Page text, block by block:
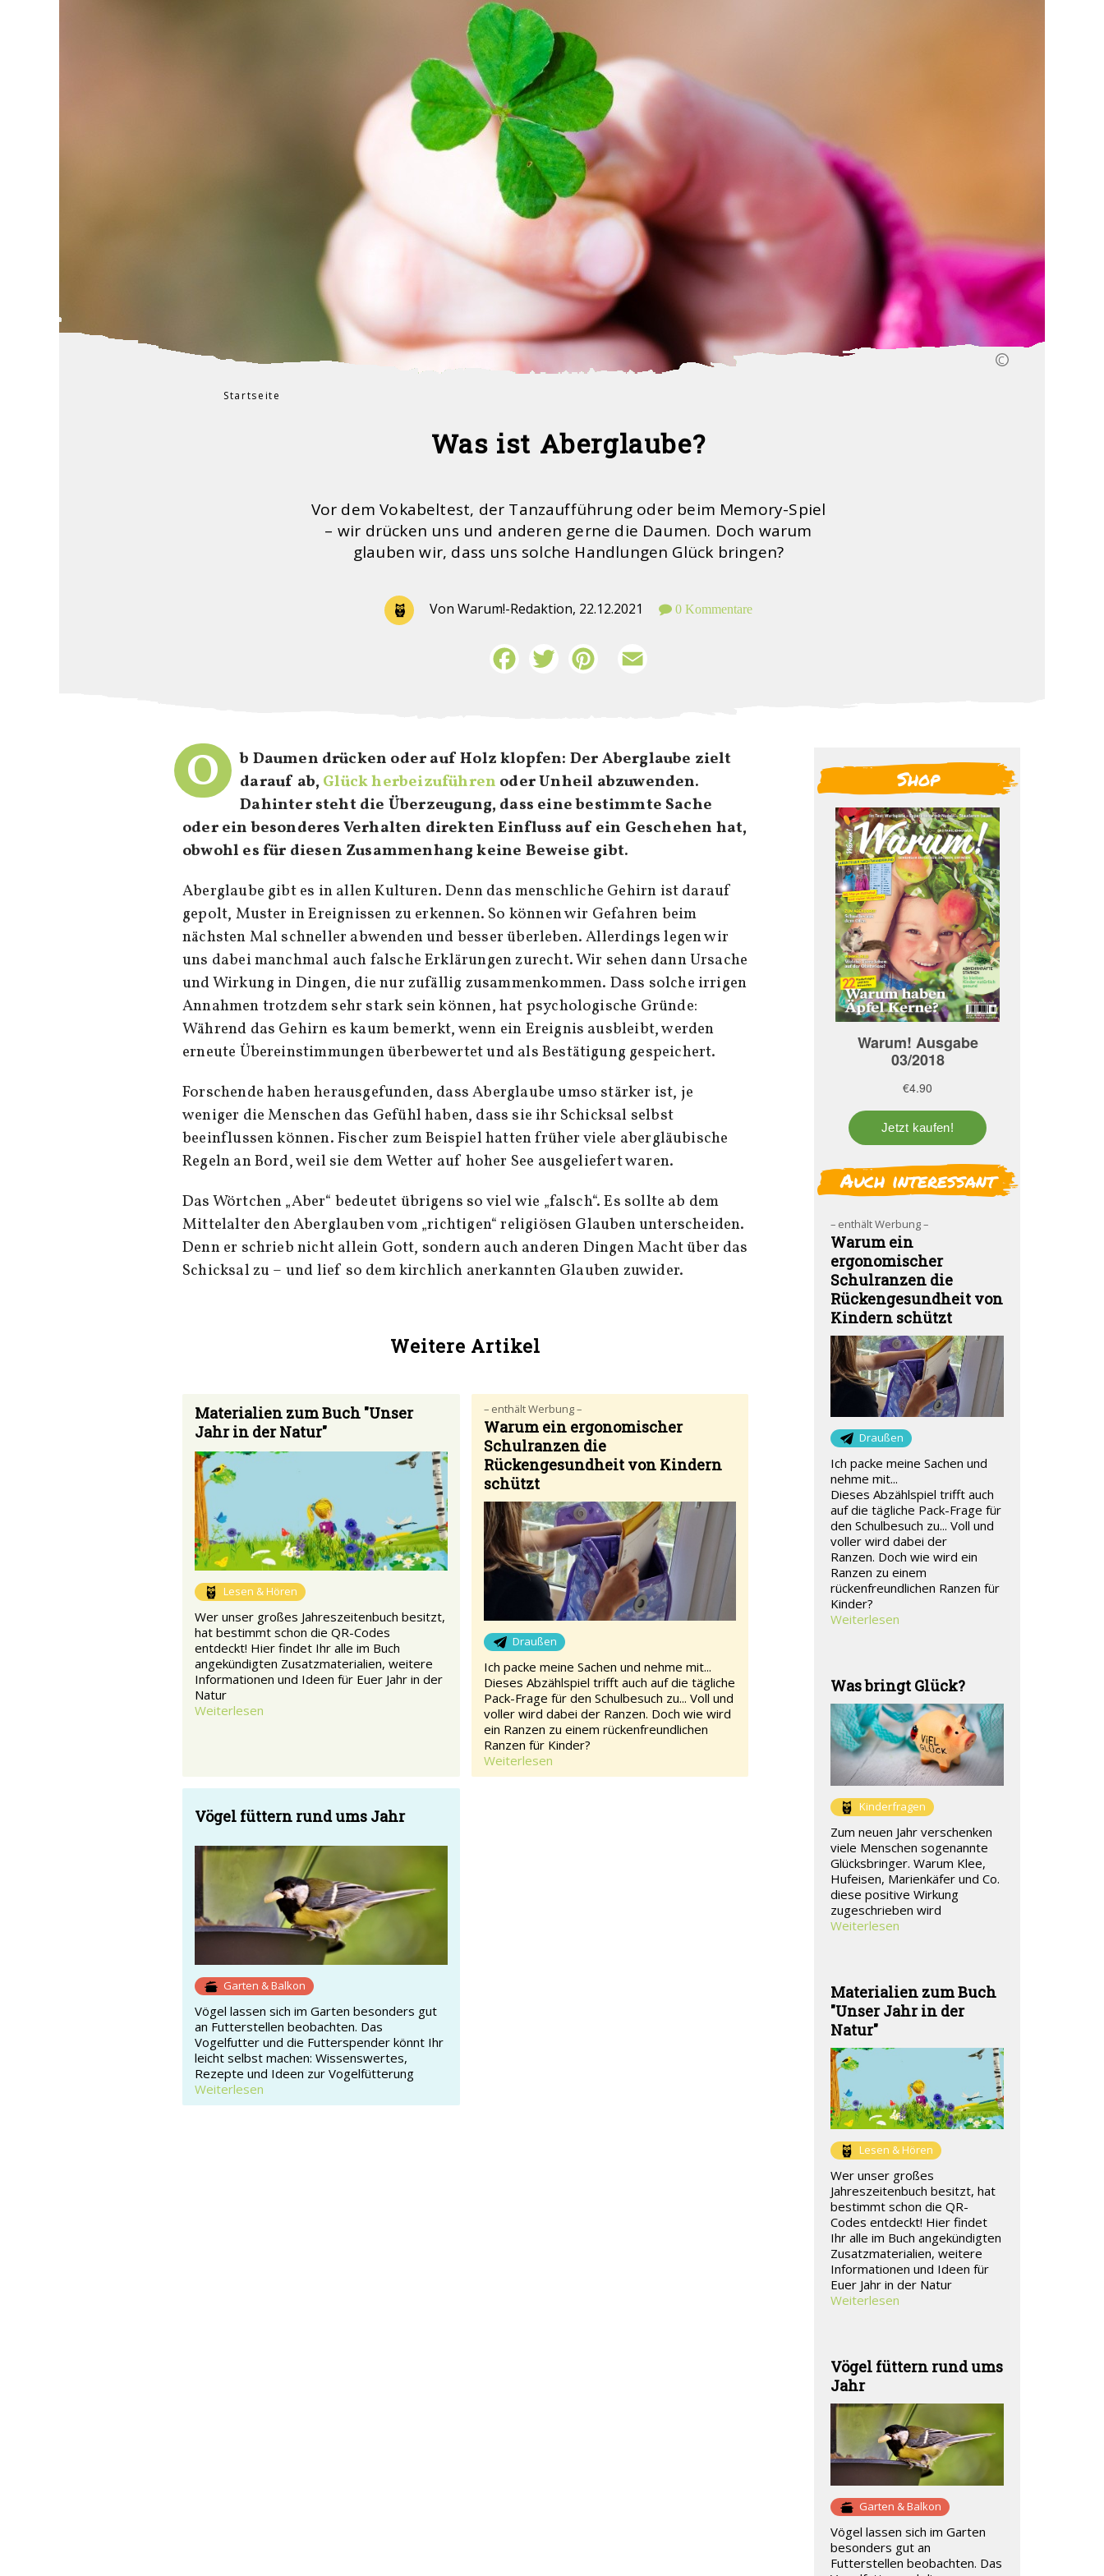
Startseite
Was ist Aberglaube?
Vor dem Vokabeltest, der Tanzaufführung oder beim Memory-Spiel
– wir drücken uns und anderen gerne die Daumen. Doch warum
glauben wir, dass uns solche Handlungen Glück bringen?
Von Warum!-Redaktion, 22.12.2021 0 Kommentare
FacebookTwitter Pinterest
O
b Daumen drücken oder auf Holz klopfen: Der Aberglaube zielt
darauf ab, Glück herbeizuführen oder Unheil abzuwenden.
Dahinter steht die Überzeugung, dass eine bestimmte Sache
oder ein besonderes Verhalten direkten Einfluss auf ein Geschehen hat,
obwohl es für diesen Zusammenhang keine Beweise gibt.
Aberglaube gibt es in allen Kulturen. Denn das menschliche Gehirn ist darauf
gepolt, Muster in Ereignissen zu erkennen. So können wir Gefahren beim
nächsten Mal schneller abwenden und besser überleben. Allerdings legen wir
uns dabei manchmal auch falsche Erklärungen zurecht. Wir sehen dann Ursache
und Wirkung in Dingen, die nur zufällig zusammenkommen. Dass solche irrigen
Annahmen trotzdem sehr stark sein können, hat psychologische Gründe:
Während das Gehirn es kaum bemerkt, wenn ein Ereignis ausbleibt, werden
erneute Übereinstimmungen überbewertet und als Bestätigung gespeichert.
Forschende haben herausgefunden, dass Aberglaube umso stärker ist, je
weniger die Menschen das Gefühl haben, dass sie ihr Schicksal selbst
beeinflussen können. Fischer zum Beispiel hatten früher viele abergläubische
Regeln an Bord, weil sie dem Wetter auf hoher See ausgeliefert waren.
Das Wörtchen „Aber“ bedeutet übrigens so viel wie „falsch“. Es sollte ab dem
Mittelalter den Aberglauben vom „richtigen“ religiösen Glauben unterscheiden.
Denn er schrieb nicht allein Gott, sondern auch anderen Dingen Macht über das
Schicksal zu – und lief so dem kirchlich anerkannten Glauben zuwider.
Weitere Artikel
Materialien zum Buch "Unser
Jahr in der Natur"
Lesen & Hören
Wer unser großes Jahreszeitenbuch besitzt,
hat bestimmt schon die QR-Codes
entdeckt! Hier findet Ihr alle im Buch
angekündigten Zusatzmaterialien, weitere
Informationen und Ideen für Euer Jahr in der
Natur
Weiterlesen
– enthält Werbung –
Warum ein ergonomischer
Schulranzen die
Rückengesundheit von Kindern
schützt
Draußen
Ich packe meine Sachen und nehme mit...
Dieses Abzählspiel trifft auch auf die tägliche
Pack-Frage für den Schulbesuch zu... Voll und
voller wird dabei der Ranzen. Doch wie wird
ein Ranzen zu einem rückenfreundlichen
Ranzen für Kinder?
Weiterlesen
Vögel füttern rund ums Jahr
Garten & Balkon
Vögel lassen sich im Garten besonders gut
an Futterstellen beobachten. Das
Vogelfutter und die Futterspender könnt Ihr
leicht selbst machen: Wissenswertes,
Rezepte und Ideen zur Vogelfütterung
Weiterlesen
Shop
Auch interessant
– enthält Werbung –
Warum ein
ergonomischer
Schulranzen die
Rückengesundheit von
Kindern schützt
Draußen
Ich packe meine Sachen und
nehme mit...
Dieses Abzählspiel trifft auch
auf die tägliche Pack-Frage für
den Schulbesuch zu... Voll und
voller wird dabei der
Ranzen. Doch wie wird ein
Ranzen zu einem
rückenfreundlichen Ranzen für
Kinder?
Weiterlesen
Was bringt Glück?
Kinderfragen
Zum neuen Jahr verschenken
viele Menschen sogenannte
Glücksbringer. Warum Klee,
Hufeisen, Marienkäfer und Co.
diese positive Wirkung
zugeschrieben wird
Weiterlesen
Materialien zum Buch
"Unser Jahr in der
Natur"
Lesen & Hören
Wer unser großes
Jahreszeitenbuch besitzt, hat
bestimmt schon die QR-
Codes entdeckt! Hier findet
Ihr alle im Buch angekündigten
Zusatzmaterialien, weitere
Informationen und Ideen für
Euer Jahr in der Natur
Weiterlesen
Vögel füttern rund ums
Jahr
Garten & Balkon
Vögel lassen sich im Garten
besonders gut an
Futterstellen beobachten. Das